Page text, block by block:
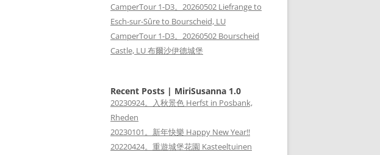
CamperTour 1-D3。20260502 Liefrange to
Esch-sur-Sûre to Bourscheid, LU
CamperTour 1-D3。20260502 Bourscheid
Castle, LU 布爾沙伊德城堡
Recent Posts | MiriSusanna 1.0
20230924。入秋景色 Herfst in Posbank,
Rheden
20230101。新年快樂 Happy New Year!!
20220424。重遊城堡花園 Kasteeltuinen